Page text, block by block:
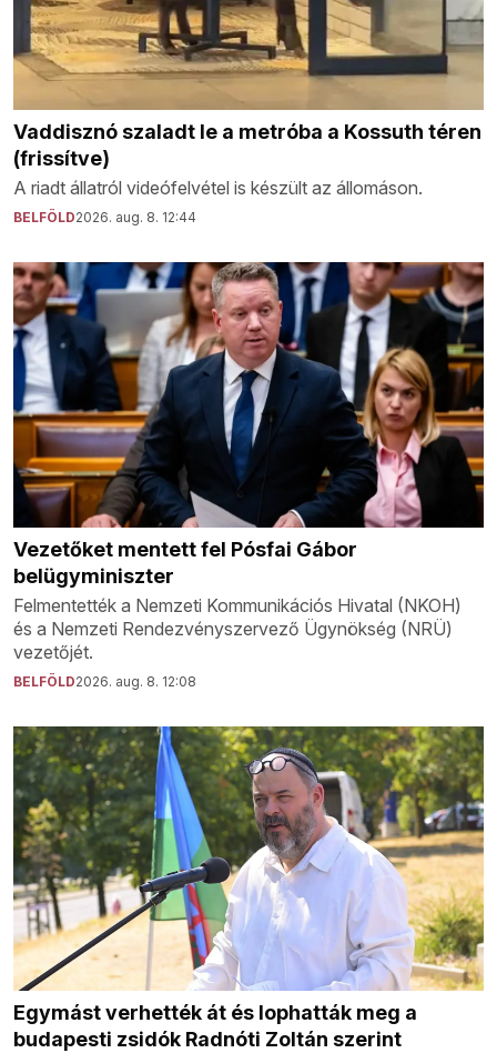
Vaddisznó szaladt le a metróba a Kossuth téren
(frissítve)
A riadt állatról videófelvétel is készült az állomáson.
BELFÖLD2026. aug. 8. 12:44
Vezetőket mentett fel Pósfai Gábor
belügyminiszter
Felmentették a Nemzeti Kommunikációs Hivatal (NKOH)
és a Nemzeti Rendezvényszervező Ügynökség (NRÜ)
vezetőjét.
BELFÖLD2026. aug. 8. 12:08
Egymást verhették át és lophatták meg a
budapesti zsidók Radnóti Zoltán szerint